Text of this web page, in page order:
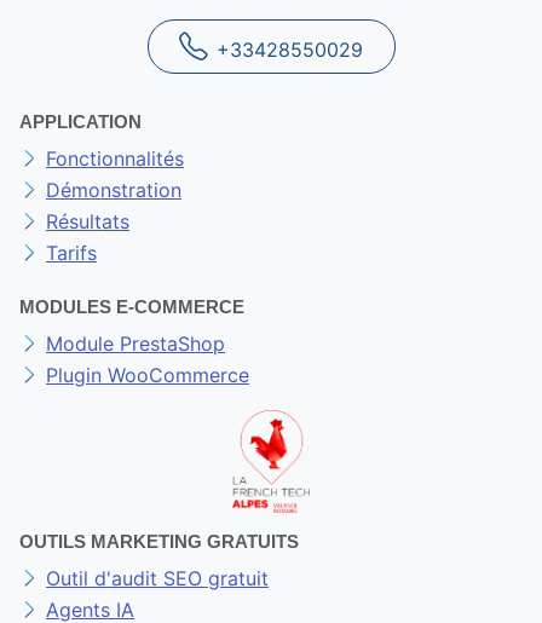
+33428550029
APPLICATION
Fonctionnalités
Démonstration
Résultats
Tarifs
MODULES E-COMMERCE
Module PrestaShop
Plugin WooCommerce
OUTILS MARKETING GRATUITS
Outil d'audit SEO gratuit
Agents IA